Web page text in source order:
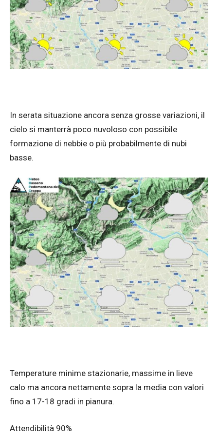
In serata situazione ancora senza grosse variazioni, il
cielo si manterrà poco nuvoloso con possibile
formazione di nebbie o più probabilmente di nubi
basse.
Temperature minime stazionarie, massime in lieve
calo ma ancora nettamente sopra la media con valori
fino a 17-18 gradi in pianura.
Attendibilità 90%